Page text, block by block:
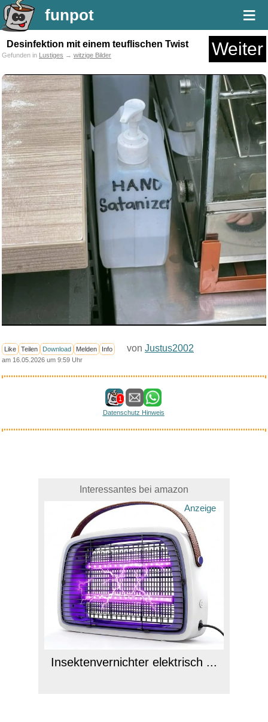
funpot ≡
Desinfektion mit einem teuflischen Twist Weiter
Gefunden in Lustiges → witzige Bilder
Like Teilen Download Melden Info von Justus2002
am 16.05.2026 um 9:59 Uhr
1
Datenschutz Hinweis
Interessantes bei amazon
Anzeige
Insektenvernichter elektrisch ...